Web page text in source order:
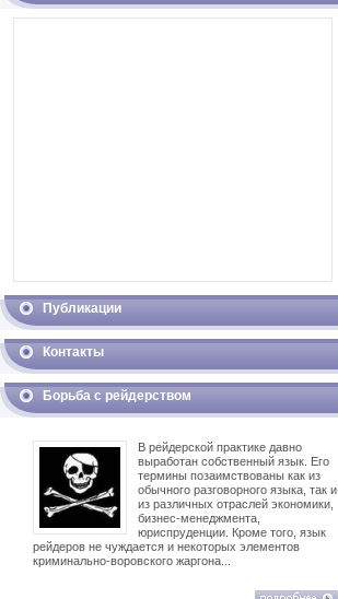
Публикации
Контакты
Борьба с рейдерством
В рейдерской практике давно
выработан собственный язык. Его
термины позаимствованы как из
обычного разговорного языка, так и
из различных отраслей экономики,
бизнес-менеджмента,
юриспруденции. Кроме того, язык
рейдеров не чуждается и некоторых элементов
криминально-воровского жаргона...